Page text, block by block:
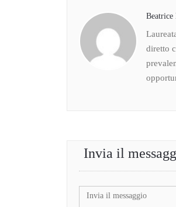
Beatrice
diretto
Invia il